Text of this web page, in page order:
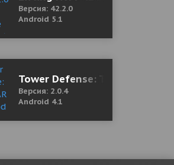
Версия: 42.2.0
Android 5.1
Defense Zombie
Tower Defense: Tank WAR
Версия: 2.0.4
Android 4.1